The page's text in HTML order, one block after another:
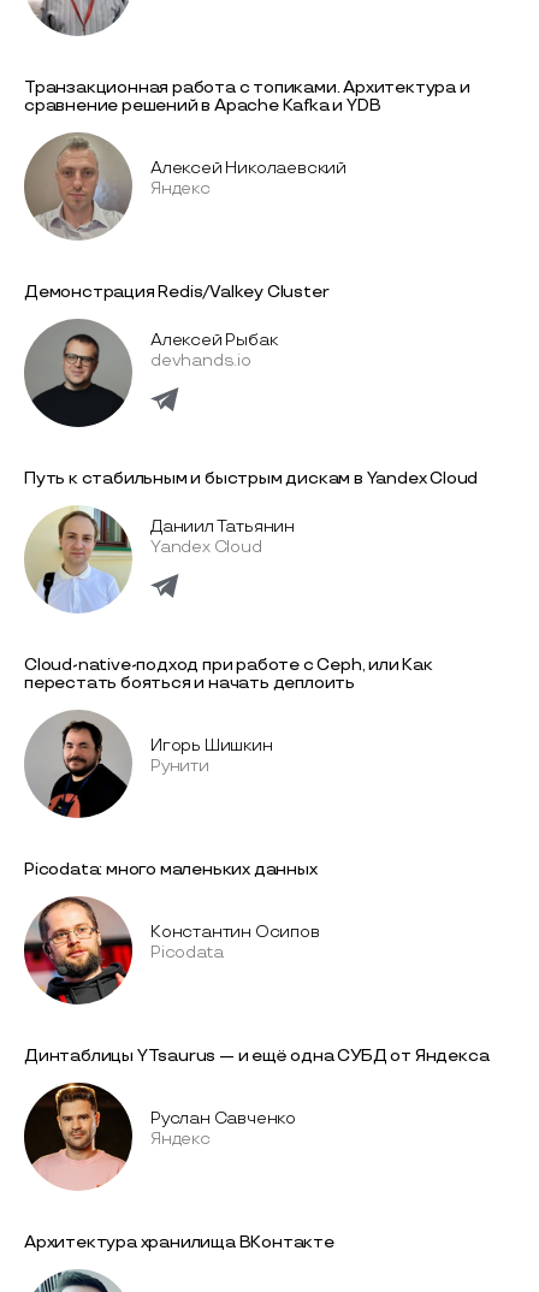
Транзакционная работа с топиками. Архитектура и
сравнение решений в Apache Kafka и YDB
Алексей Николаевский
Яндекс
Демонстрация Redis/Valkey Cluster
Алексей Рыбак
devhands.io
Путь к стабильным и быстрым дискам в Yandex Cloud
Даниил Татьянин
Yandex Cloud
Cloud-native-подход при работе с Ceph, или Как
перестать бояться и начать деплоить
Игорь Шишкин
Рунити
Picodata: много маленьких данных
Константин Осипов
Picodata
Динтаблицы YTsaurus — и ещё одна СУБД от Яндекса
Руслан Савченко
Яндекс
Архитектура хранилища ВКонтакте